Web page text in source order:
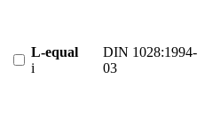
L-equal
i
DIN 1028:1994-
03